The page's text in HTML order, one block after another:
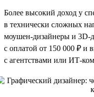
Более высокий доход у
в технически сложных
моушен-дизайнеры и 3D-
с оплатой от 150 000 ₽ и
с агентствами или ИТ-